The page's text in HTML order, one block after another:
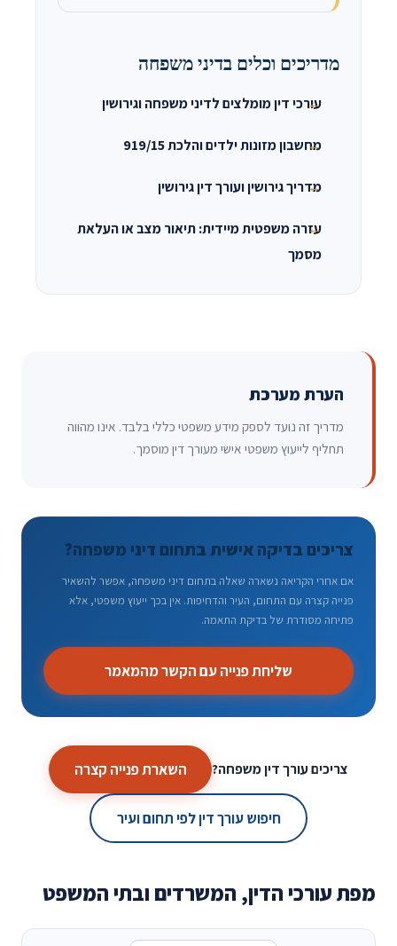
מדריכים וכלים בדיני משפחה
עורכי דין מומלצים לדיני משפחה וגירושין
מחשבון מזונות ילדים והלכת 919/15
מדריך גירושין ועורך דין גירושין
עזרה משפטית מיידית: תיאור מצב או העלאת
מסמך
הערת מערכת
מדריך זה נועד לספק מידע משפטי כללי בלבד. אינו מהווה
תחליף לייעוץ משפטי אישי מעורך דין מוסמך.
צריכים בדיקה אישית בתחום דיני משפחה?
אם אחרי הקריאה נשארה שאלה בתחום דיני משפחה, אפשר להשאיר
פנייה קצרה עם התחום, העיר והדחיפות. אין בכך ייעוץ משפטי, אלא
פתיחה מסודרת של בדיקת התאמה.
שליחת פנייה עם הקשר מהמאמר
צריכים עורך דין משפחה? השארת פנייה קצרה
חיפוש עורך דין לפי תחום ועיר
מפת עורכי הדין, המשרדים ובתי המשפט